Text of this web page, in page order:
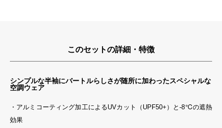
このセットの詳細・特徴
シンプルな半袖にバートルらしさが随所に加わったスペシャルな
空調ウェア
・アルミコーティング加工によるUVカット（UPF50+）と-8℃の遮熱
効果